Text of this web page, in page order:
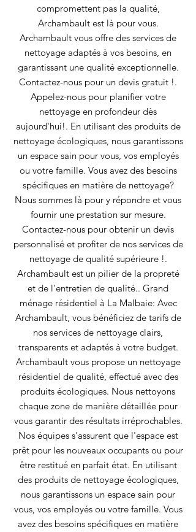
compromettent pas la qualité,
Archambault est là pour vous.
Archambault vous offre des services de
nettoyage adaptés à vos besoins, en
garantissant une qualité exceptionnelle.
Contactez-nous pour un devis gratuit !.
Appelez-nous pour planifier votre
nettoyage en profondeur dès
aujourd'hui!. En utilisant des produits de
nettoyage écologiques, nous garantissons
un espace sain pour vous, vos employés
ou votre famille. Vous avez des besoins
spécifiques en matière de nettoyage?
Nous sommes là pour y répondre et vous
fournir une prestation sur mesure.
Contactez-nous pour obtenir un devis
personnalisé et profiter de nos services de
nettoyage de qualité supérieure !.
Archambault est un pilier de la propreté
et de l'entretien de qualité.. Grand
ménage résidentiel à La Malbaie: Avec
Archambault, vous bénéficiez de tarifs de
nos services de nettoyage clairs,
transparents et adaptés à votre budget.
Archambault vous propose un nettoyage
résidentiel de qualité, effectué avec des
produits écologiques. Nous nettoyons
chaque zone de manière détaillée pour
vous garantir des résultats irréprochables.
Nos équipes s'assurent que l'espace est
prêt pour les nouveaux occupants ou pour
être restitué en parfait état. En utilisant
des produits de nettoyage écologiques,
nous garantissons un espace sain pour
vous, vos employés ou votre famille. Vous
avez des besoins spécifiques en matière